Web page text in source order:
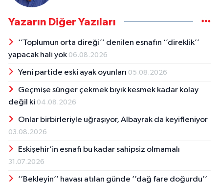
Yazarın Diğer Yazıları
‘’Toplumun orta direği’’ denilen esnafın ‘’direklik’’
yapacak hali yok 06.08.2026
Yeni partide eski ayak oyunları 05.08.2026
Geçmişe sünger çekmek bıyık kesmek kadar kolay
değil ki 04.08.2026
Onlar birbirleriyle uğraşıyor, Albayrak da keyifleniyor
03.08.2026
Eskişehir’in esnafı bu kadar sahipsiz olmamalı
31.07.2026
‘’Bekleyin’’ havası atılan günde ‘’dağ fare doğurdu’’